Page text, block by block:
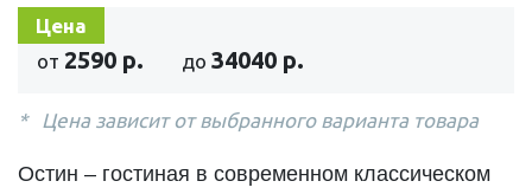
Цена
от 2590 р. до 34040 р.
Цена зависит от выбранного варианта товара
Остин – гостиная в современном классическом